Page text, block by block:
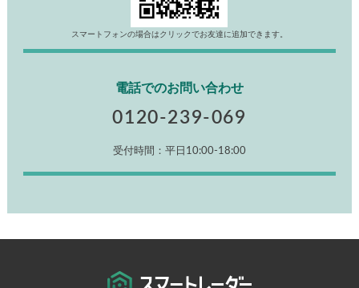
スマートフォンの場合はクリックでお友達に追加できます。
電話でのお問い合わせ
0120-239-069
受付時間：平日10:00-18:00